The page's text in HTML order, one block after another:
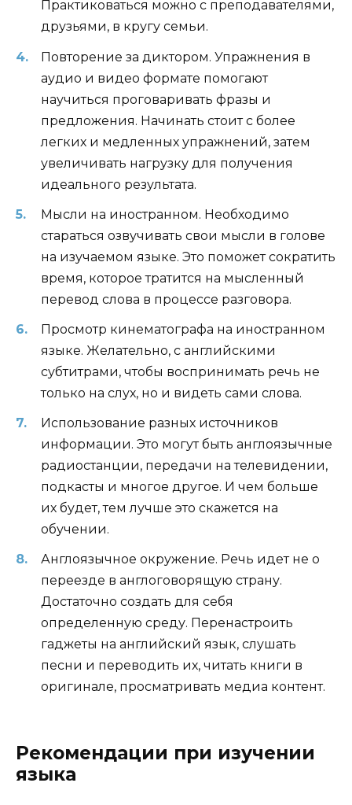
Практиковаться можно с преподавателями,
друзьями, в кругу семьи.
Повторение за диктором. Упражнения в
аудио и видео формате помогают
научиться проговаривать фразы и
предложения. Начинать стоит с более
легких и медленных упражнений, затем
увеличивать нагрузку для получения
идеального результата.
Мысли на иностранном. Необходимо
стараться озвучивать свои мысли в голове
на изучаемом языке. Это поможет сократить
время, которое тратится на мысленный
перевод слова в процессе разговора.
Просмотр кинематографа на иностранном
языке. Желательно, с английскими
субтитрами, чтобы воспринимать речь не
только на слух, но и видеть сами слова.
Использование разных источников
информации. Это могут быть англоязычные
радиостанции, передачи на телевидении,
подкасты и многое другое. И чем больше
их будет, тем лучше это скажется на
обучении.
Англоязычное окружение. Речь идет не о
переезде в англоговорящую страну.
Достаточно создать для себя
определенную среду. Перенастроить
гаджеты на английский язык, слушать
песни и переводить их, читать книги в
оригинале, просматривать медиа контент.
Рекомендации при изучении
языка